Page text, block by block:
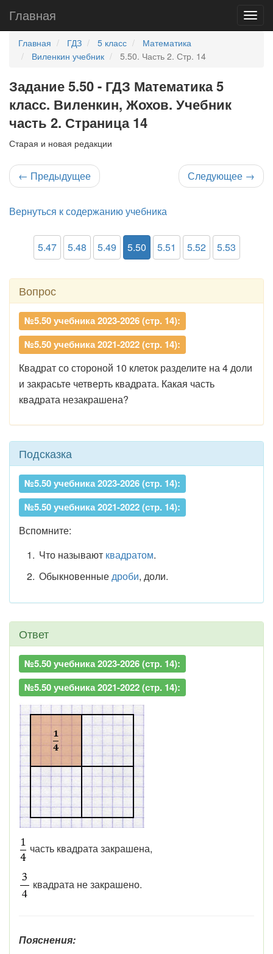
Главная
Главная ГДЗ 5 класс
Математика
Виленкин учебник
5.50. Часть 2. Стр. 14
Задание 5.50 - ГДЗ Математика 5
класс. Виленкин, Жохов. Учебник
часть 2. Страница 14
Старая и новая редакции
← Предыдущее Следующее →
Вернуться к содержанию учебника
5.47 5.48 5.49 5.50 5.51 5.52 5.53
Вопрос
№5.50 учебника 2023-2026 (стр. 14):
№5.50 учебника 2021-2022 (стр. 14):
Квадрат со стороной 10 клеток разделите на 4 доли
и закрасьте четверть квадрата. Какая часть
квадрата незакрашена?
Подсказка
№5.50 учебника 2023-2026 (стр. 14):
№5.50 учебника 2021-2022 (стр. 14):
Вспомните:
Что называют квадратом.
Обыкновенные дроби, доли.
Ответ
№5.50 учебника 2023-2026 (стр. 14):
№5.50 учебника 2021-2022 (стр. 14):
часть квадрата закрашена,
квадрата не закрашено.
Пояснения: